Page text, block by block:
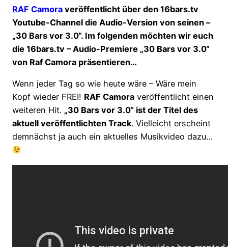
RAF Camora veröffentlicht über den 16bars.tv
Youtube-Channel die Audio-Version von seinen –
„30 Bars vor 3.0“. Im folgenden möchten wir euch
die 16bars.tv – Audio-Premiere „30 Bars vor 3.0“
von Raf Camora präsentieren…
Wenn jeder Tag so wie heute wäre – Wäre mein
Kopf wieder FREI! RAF Camora veröffentlicht einen
weiteren Hit. „30 Bars vor 3.0“ ist der Titel des
aktuell veröffentlichten Track. Vielleicht erscheint
demnächst ja auch ein aktuelles Musikvideo dazu…